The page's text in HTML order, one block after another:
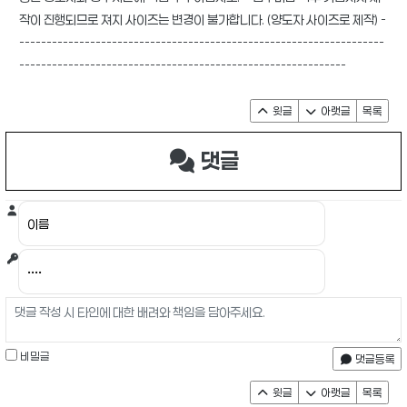
작이 진행되므로 져지 사이즈는 변경이 불가합니다. (양도자 사이즈로 제작) -
-------------------------------------------------------------------
------------------------------------------------------------
윗글 아랫글 목록
댓글
비밀글 댓글등록
윗글 아랫글 목록